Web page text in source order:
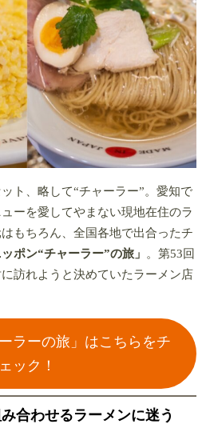
ト、略して“チャーラー”。愛知で
ーを愛してやまない現地在住のラ
もちろん、全国各地で出合ったチ
ッポン“チャーラー”の旅」
。第53回
訪れようと決めていたラーメン店
ラーの旅」はこちらをチ
ェック！
合わせるラーメンに迷う